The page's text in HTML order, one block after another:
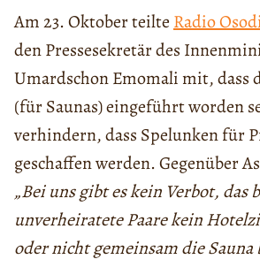
Am 23. Oktober teilteRadio
den Pressesekretär des
Umardschon Emomali mit, dass
(für Saunas) eingeführt worden
verhindern, dass Spelunken für
geschaffen werden. Gegenüber
„Bei uns gibt es kein Verbot, das
unverheiratete Paare kein
oder nicht gemeinsam die Sauna